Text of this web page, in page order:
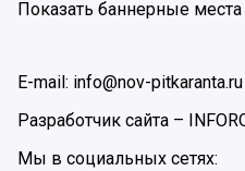
Показать баннерные места
E-mail: info@nov-pitkaranta.ru
Разработчик сайта –
Мы в социальных сетях: